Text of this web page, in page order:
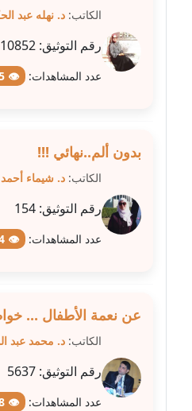
مدونة صفاء فوزي
عاملة
مدونة طارق المسيري
عاملة
مدونة طلبة رضوان
متوفي
مدونة طه عبد الوهاب
مدونة عاصم عرابي
عاملة
الكاتب: د. نهله عبد
رقم التوثيق: 10852
عدد المشاهدات: 👁 5145
بدون ألم..نهائي !!!
الكاتب: د. شيماء
رقم التوثيق: 154
عدد المشاهدات: 👁 4854
عن نعمة الأطفال ...
الكاتب: د. محمد عبد
رقم التوثيق: 5637
عدد المشاهدات: 👁 4398